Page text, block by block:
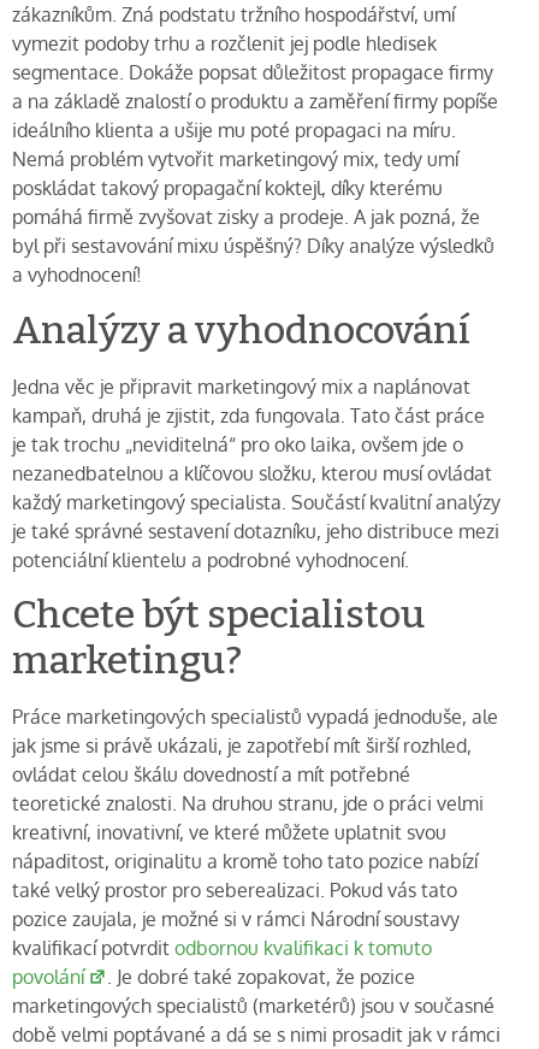
zákazníkům. Zná podstatu tržního hospodářství, umí
vymezit podoby trhu a rozčlenit jej podle hledisek
segmentace. Dokáže popsat důležitost propagace firmy
a na základě znalostí o produktu a zaměření firmy popíše
ideálního klienta a ušije mu poté propagaci na míru.
Nemá problém vytvořit marketingový mix, tedy umí
poskládat takový propagační koktejl, díky kterému
pomáhá firmě zvyšovat zisky a prodeje. A jak pozná, že
byl při sestavování mixu úspěšný? Díky analýze výsledků
a vyhodnocení!
Analýzy a vyhodnocování
Jedna věc je připravit marketingový mix a naplánovat
kampaň, druhá je zjistit, zda fungovala. Tato část práce
je tak trochu „neviditelná“ pro oko laika, ovšem jde o
nezanedbatelnou a klíčovou složku, kterou musí ovládat
každý marketingový specialista. Součástí kvalitní analýzy
je také správné sestavení dotazníku, jeho distribuce mezi
potenciální klientelu a podrobné vyhodnocení.
Chcete být specialistou
marketingu?
Práce marketingových specialistů vypadá jednoduše, ale
jak jsme si právě ukázali, je zapotřebí mít širší rozhled,
ovládat celou škálu dovedností a mít potřebné
teoretické znalosti. Na druhou stranu, jde o práci velmi
kreativní, inovativní, ve které můžete uplatnit svou
nápaditost, originalitu a kromě toho tato pozice nabízí
také velký prostor pro seberealizaci. Pokud vás tato
pozice zaujala, je možné si v rámci Národní soustavy
kvalifikací potvrdit odbornou kvalifikaci k tomuto
povolání
. Je dobré také zopakovat, že pozice
marketingových specialistů (marketérů) jsou v současné
době velmi poptávané a dá se s nimi prosadit jak v rámci